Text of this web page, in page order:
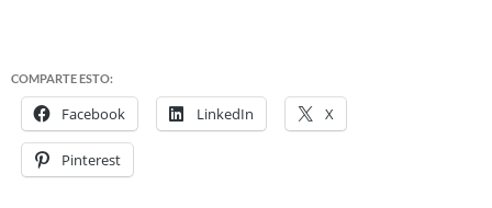
COMPARTE ESTO:
Facebook LinkedIn X
Pinterest